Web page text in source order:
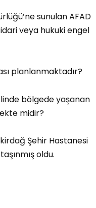
sunulan AFAD
veya hukuki engel
planlanmaktadır?
bölgede yaşanan
midir?
Şehir Hastanesi
oldu.